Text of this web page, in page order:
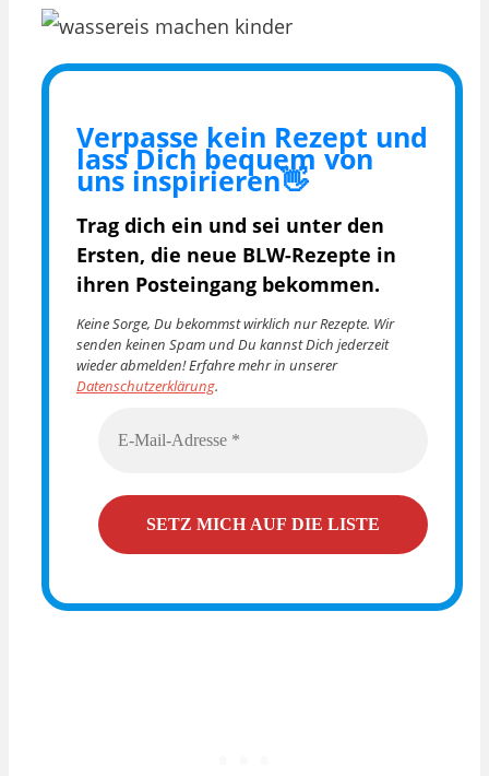
Verpasse kein Rezept und
lass Dich bequem von
uns inspirieren👋
Trag dich ein und sei unter den
Ersten, die neue BLW-Rezepte in
ihren Posteingang bekommen.
Keine Sorge, Du bekommst wirklich nur Rezepte. Wir
senden keinen Spam und Du kannst Dich jederzeit
wieder abmelden! Erfahre mehr in unserer
Datenschutzerklärung.